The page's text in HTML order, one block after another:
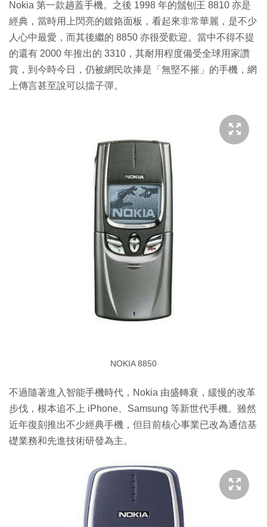
Nokia 第一款趟蓋手機。之後 1998 年的鬚刨王 8810 亦是
經典，當時用上閃亮的鍍鉻面板，看起來非常華麗，是不少
人心中最愛，而其後繼的 8850 亦很受歡迎。當中不得不提
的還有 2000 年推出的 3310，其耐用程度備受全球用家讚
賞，到今時今日，仍被網民吹捧是「無堅不摧」的手機，網
上傳言甚至說可以擋子彈。
NOKIA 8850
不過隨著進入智能手機時代，Nokia 由盛轉衰，緩慢的改革
步伐，根本追不上 iPhone、Samsung 等新世代手機。雖然
近年復刻推出不少經典手機，但目前核心事業已改為通信基
礎業務和先進技術研發為主。